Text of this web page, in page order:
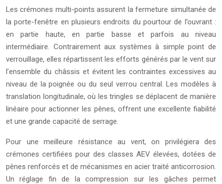
Les crémones multi-points assurent la fermeture simultanée de
la porte-fenêtre en plusieurs endroits du pourtour de l’ouvrant :
en partie haute, en partie basse et parfois au niveau
intermédiaire. Contrairement aux systèmes à simple point de
verrouillage, elles répartissent les efforts générés par le vent sur
l’ensemble du châssis et évitent les contraintes excessives au
niveau de la poignée ou du seul verrou central. Les modèles à
translation longitudinale, où les tringles se déplacent de manière
linéaire pour actionner les pênes, offrent une excellente fiabilité
et une grande capacité de serrage.
Pour une meilleure résistance au vent, on privilégiera des
crémones certifiées pour des classes AEV élevées, dotées de
pênes renforcés et de mécanismes en acier traité anticorrosion.
Un réglage fin de la compression sur les gâches permet